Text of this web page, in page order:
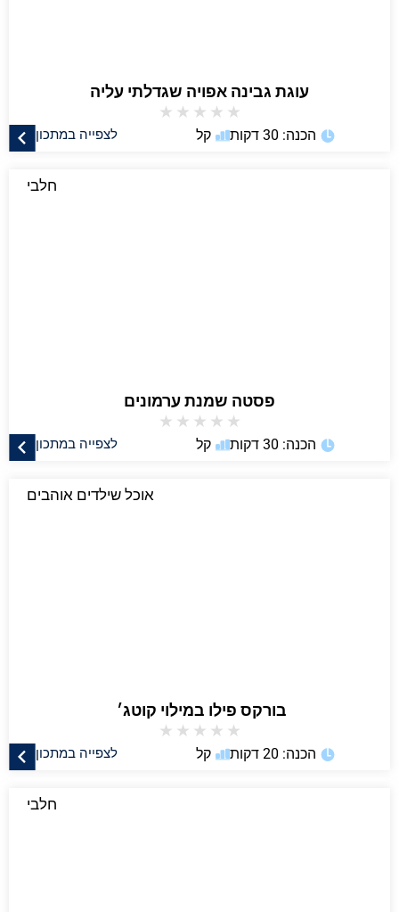
עוגת גבינה אפויה שגדלתי עליה
★
★
★
★
★
לצפייה במתכון הכנה: 30 דקות קל
חלבי
פסטה שמנת ערמונים
★
★
★
★
★
לצפייה במתכון הכנה: 30 דקות קל
אוכל שילדים אוהבים
בורקס פילו במילוי קוטג׳
★
★
★
★
★
לצפייה במתכון הכנה: 20 דקות קל
חלבי